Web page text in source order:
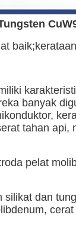
banyak
tahan api,
pelat
dan